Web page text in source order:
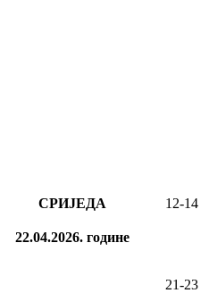
СРИЈЕДА
22.04.2026.године
12-14
21-23